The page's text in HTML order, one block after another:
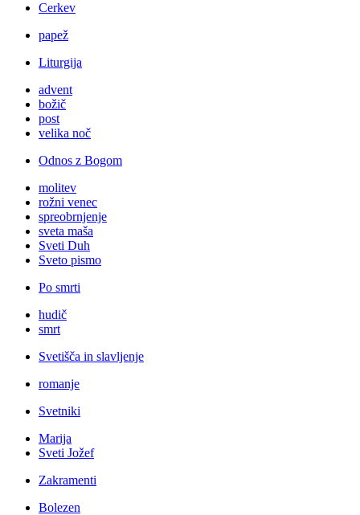
Cerkev
papež
Liturgija
advent
božič
post
velika noč
Odnos z Bogom
molitev
rožni venec
spreobrnjenje
sveta maša
Sveti Duh
Sveto pismo
Po smrti
hudič
smrt
Svetišča in slavljenje
romanje
Svetniki
Marija
Sveti Jožef
Zakramenti
Bolezen